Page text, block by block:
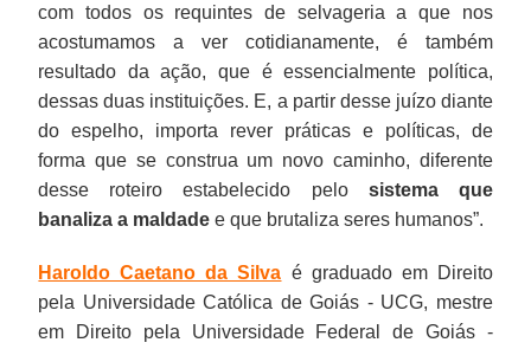
com todos os requintes de selvageria a que nos
acostumamos a ver cotidianamente, é também
resultado da ação, que é essencialmente política,
dessas duas instituições. E, a partir desse juízo diante
do espelho, importa rever práticas e políticas, de
forma que se construa um novo caminho, diferente
desse roteiro estabelecido pelo sistema que
banaliza a maldade e que brutaliza seres humanos”.
Haroldo Caetano da Silva é graduado em Direito
pela Universidade Católica de Goiás - UCG, mestre
em Direito pela Universidade Federal de Goiás -